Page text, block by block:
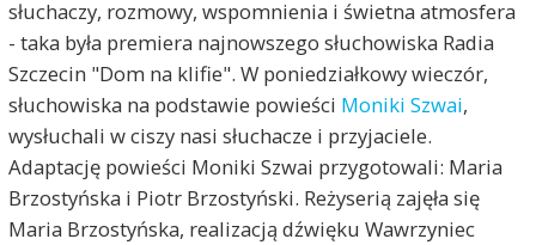
słuchaczy, rozmowy, wspomnienia i świetna atmosfera
- taka była premiera najnowszego słuchowiska Radia
Szczecin "Dom na klifie". W poniedziałkowy wieczór,
słuchowiska na podstawie powieści Moniki Szwai,
wysłuchali w ciszy nasi słuchacze i przyjaciele.
Adaptację powieści Moniki Szwai przygotowali: Maria
Brzostyńska i Piotr Brzostyński. Reżyserią zajęła się
Maria Brzostyńska, realizacją dźwięku Wawrzyniec